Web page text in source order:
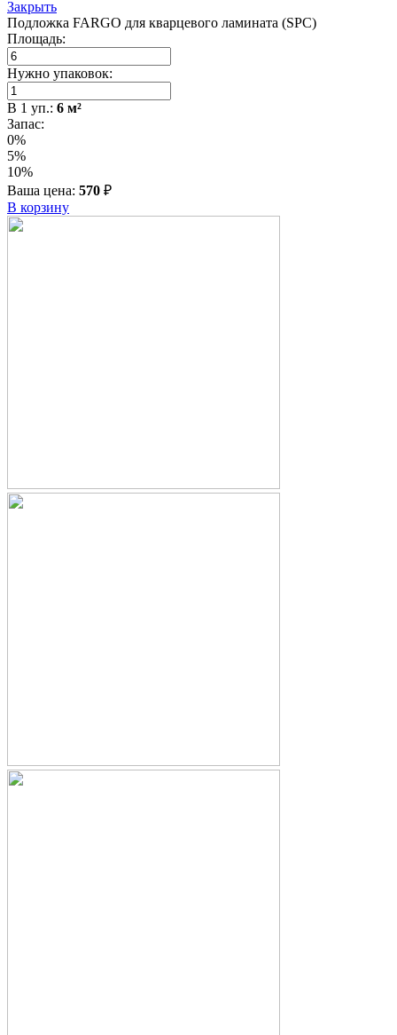
Закрыть
Подложка FARGO для кварцевого ламината (SPC)
Площадь:
Нужно упаковок:
В 1 уп.: 6 м²
Запас:
0%
5%
10%
Ваша цена: 570 ₽
В корзину